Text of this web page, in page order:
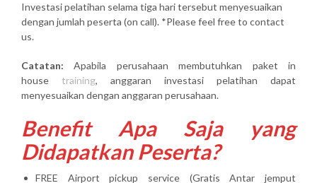
Investasi pelatihan selama tiga hari tersebut menyesuaikan
dengan jumlah peserta (on call). *Please feel free to contact
us.
Catatan: Apabila perusahaan membutuhkan paket in
house training, anggaran investasi pelatihan dapat
menyesuaikan dengan anggaran perusahaan.
Benefit Apa Saja yang
Didapatkan Peserta?
FREE Airport pickup service (Gratis Antar jemput